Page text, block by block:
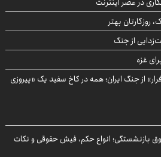
روزگارتان بهتر
از جنگ
غزه
از جنگ ایران؛ همه در کاخ سفید یک «پیروزی
بازنشستگی؛ انواع حکم، فیش حقوقی و نکات